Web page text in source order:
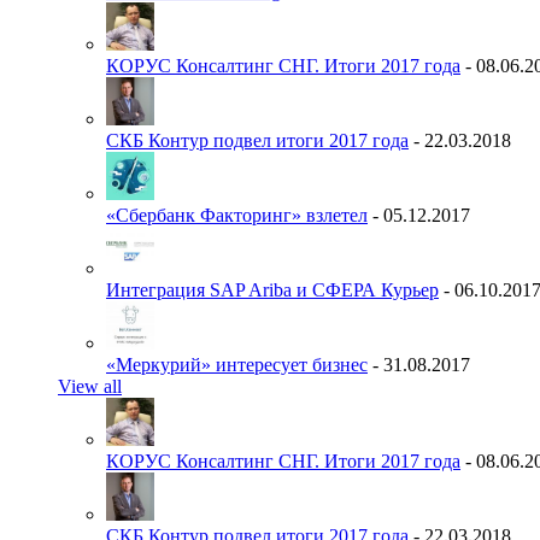
КОРУС Консалтинг СНГ. Итоги 2017 года -
СКБ Контур подвел итоги 2017 года - 22.03.2018
«Сбербанк Факторинг» взлетел - 05.12.2017
Интеграция SAP Ariba и СФЕРА Курьер - 06.10.2017
«Меркурий» интересует бизнес - 31.08.2017
View all
КОРУС Консалтинг СНГ. Итоги 2017 года -